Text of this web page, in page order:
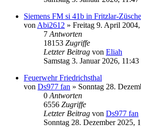
Siemens FM si 41b in Fritzlar-
von Abi2612 » Freitag 9. April
7 Antworten
18153 Zugriffe
Letzter Beitrag von Eliah
Samstag 3. Januar 2026, 11:43
Feuerwehr Friedrichsthal
von Ds977 fan » Sonntag 28.
0 Antworten
6556 Zugriffe
Letzter Beitrag von Ds977 fan
Sonntag 28. Dezember 2025,